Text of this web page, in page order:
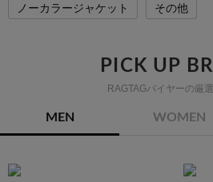
ノーカラージャケット
その他
PICK UP
RAGTAGバイヤーの厳
MEN WOMEN